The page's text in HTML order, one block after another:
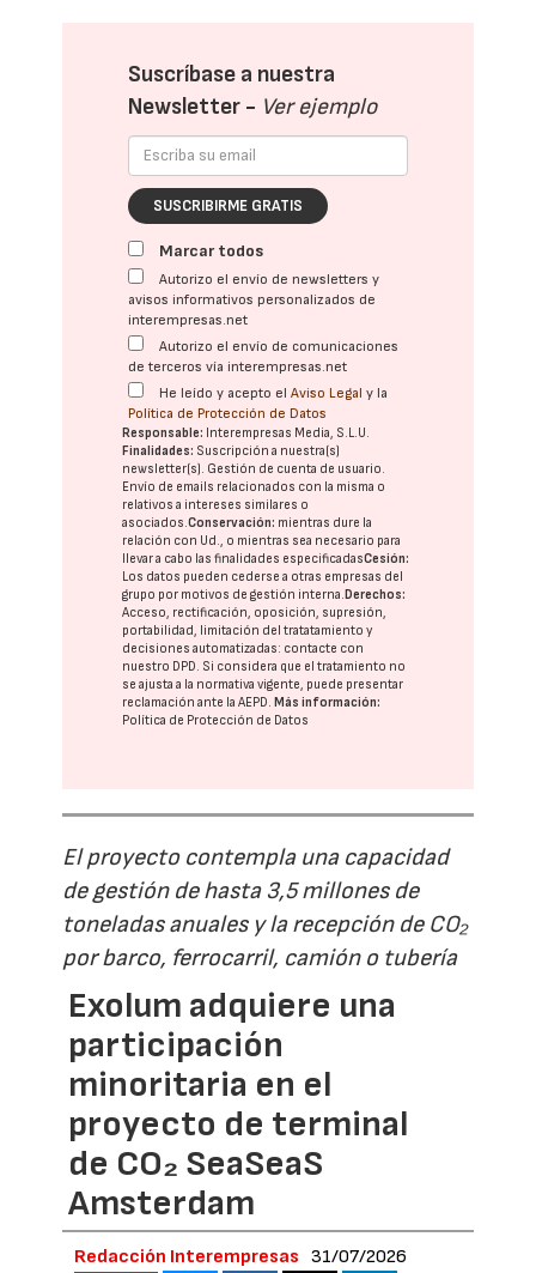
Suscríbase a nuestra
Newsletter - Ver ejemplo
SUSCRIBIRME GRATIS
Marcar todos
Autorizo el envío de newsletters y
avisos informativos personalizados de
interempresas.net
Autorizo el envío de comunicaciones
de terceros vía interempresas.net
He leído y acepto elAviso Legal y la
Política de Protección de Datos
Responsable: Interempresas Media, S.L.U.
Finalidades: Suscripción a nuestra(s)
newsletter(s). Gestión de cuenta de usuario.
Envío de emails relacionados con la misma o
relativos a intereses similares o
asociados.Conservación: mientras dure la
relación con Ud., o mientras sea necesario para
llevar a cabo las finalidades especificadasCesión:
Los datos pueden cederse a otras empresas del
grupo por motivos de gestión interna.Derechos:
Acceso, rectificación, oposición, supresión,
portabilidad, limitación del tratatamiento y
decisiones automatizadas: contacte con
nuestro DPD. Si considera que el tratamiento no
se ajusta a la normativa vigente, puede presentar
reclamación ante laAEPD.Más información:
Política de Protección de Datos
El proyecto contempla una capacidad
de gestión de hasta 3,5 millones de
toneladas anuales y la recepción de CO₂
por barco, ferrocarril, camión o tubería
Exolum adquiere una
participación
minoritaria en el
proyecto de terminal
de CO₂ SeaSeaS
Amsterdam
Redacción Interempresas 31/07/2026